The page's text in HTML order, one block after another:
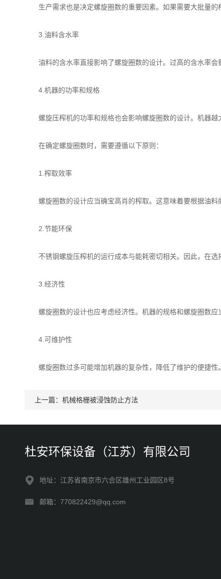
生产需求也是决定螺旋圈数的重要因素。如果需要大批量的
3.油料含水率
油料的含水率直接影响了螺旋圈数的设计。过高的含水率会
4.机器的功率和规格
螺旋压榨机的功率和规格也会影响螺旋圈数的设计。机器越
在确定螺旋圈数时，需要遵循以下原则：
1.榨取效率
螺旋圈数的设计应当确宝高肖的榨取。这意味着要根据油料
2.节能环保
不锈钢螺旋压榨机的运行成本与能耗密切相关。因此，在选
3.经济性
螺旋圈数的设计也应考虑经济性。机器的规格和螺旋圈数应
4.可维护性
螺旋圈数过多可能增加机器的复杂性，降低了维护的便捷性
上一篇： 机械格栅被浸蚀防止方法
杜安环保设备（江苏）有限公司
地址：江苏省南京市六合区雄州工业园区8号
邮箱：770822429@qq.com